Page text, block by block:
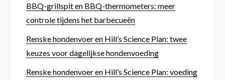
BBQ-grillspit en BBQ-thermometers: meer
controle tijdens het barbecueën
Renske hondenvoer en Hill’s Science Plan: twee
keuzes voor dagelijkse hondenvoeding
Renske hondenvoer en Hill’s Science Plan: voeding